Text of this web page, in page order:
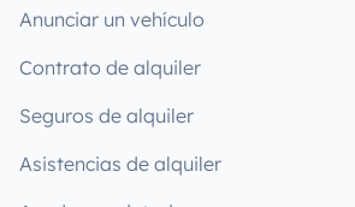
Anunciar un vehículo
Contrato de alquiler
Seguros de alquiler
Asistencias de alquiler